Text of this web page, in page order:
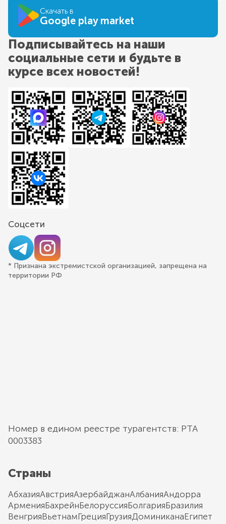
Скачать в
Google play market
Подписывайтесь на наши
социальные сети и будьте в
курсе всех новостей!
Соцсети
* Признана экстремистской организацией, запрещена на
территории РФ
Номер в едином реестре турагентств: РТА
0003383
Страны
АбхазияАвстрияАзербайджанАлбанияАндорра
АрменияБахрейнБелоруссияБолгарияБразилия
ВенгрияВьетнамГрецияГрузияДоминиканаЕгипет